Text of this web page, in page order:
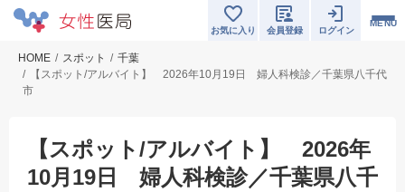
MENU
お気に入り 会員登録 ログイン
HOME スポット
千葉
【スポット/アルバイト】 2026年10月19日 婦人科検診／千葉県八千代
市
【スポット/アルバイト】 2026年
10月19日 婦人科検診／千葉県八千